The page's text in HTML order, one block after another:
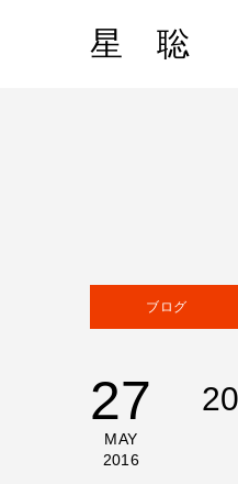
星 聡
ブログ
27
MAY
2016